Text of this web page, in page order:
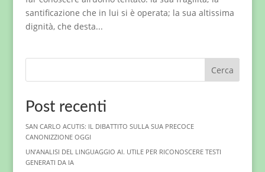
santificazione che in lui si è operata; la sua altissima
dignità, che desta...
Cerca
Post recenti
SAN CARLO ACUTIS: IL DIBATTITO SULLA SUA PRECOCE
CANONIZZIONE OGGI
UN’ANALISI DEL LINGUAGGIO AI. UTILE PER RICONOSCERE TESTI
GENERATI DA IA